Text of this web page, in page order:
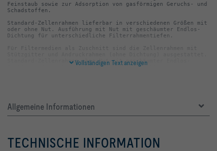
Feinstaub sowie zur Adsorption von gasförmigen Geruchs- und
Standard-Zellenrahmen lieferbar in verschiedenen Größen mit
oder ohne Nut. Ausführung mit Nut mit geschäumter Endlos-
Für Filtermedien als Zuschnitt sind die Zellenrahmen mit
Standard-Zellenrahmen ohne Nut mit geschäumter Endlos-
Vollständigen Text anzeigen
Allgemeine Informationen
TECHNISCHE INFORMATION